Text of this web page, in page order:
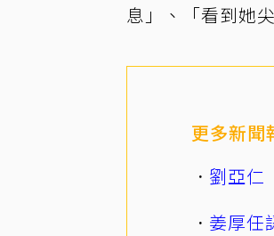
息」、「看到她
更多新聞
劉亞仁
姜厚任